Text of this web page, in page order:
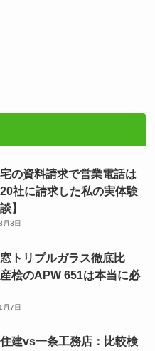
の資料請求で営業電話は
社に請求した私の実体験
】
月3日
トリプルガラス徹底比
桧のAPW 651は本当に必
月7日
建vs一条工務店：比較検